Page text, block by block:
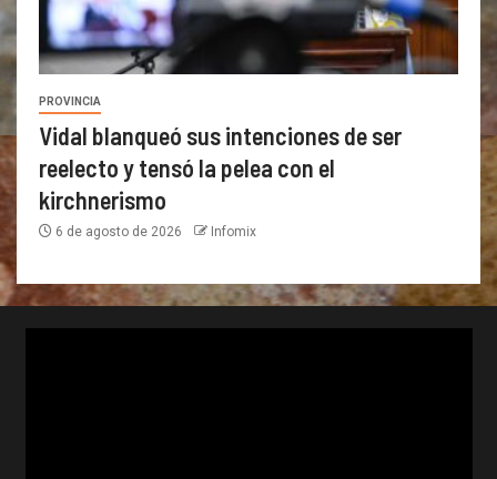
PROVINCIA
Vidal blanqueó sus intenciones de ser
reelecto y tensó la pelea con el
kirchnerismo
6 de agosto de 2026 Infomix